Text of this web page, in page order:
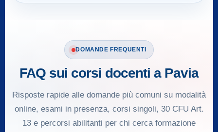
DOMANDE FREQUENTI
FAQ sui corsi docenti a Pavia
Risposte rapide alle domande più comuni su modalità
online, esami in presenza, corsi singoli, 30 CFU Art.
13 e percorsi abilitanti per chi cerca formazione